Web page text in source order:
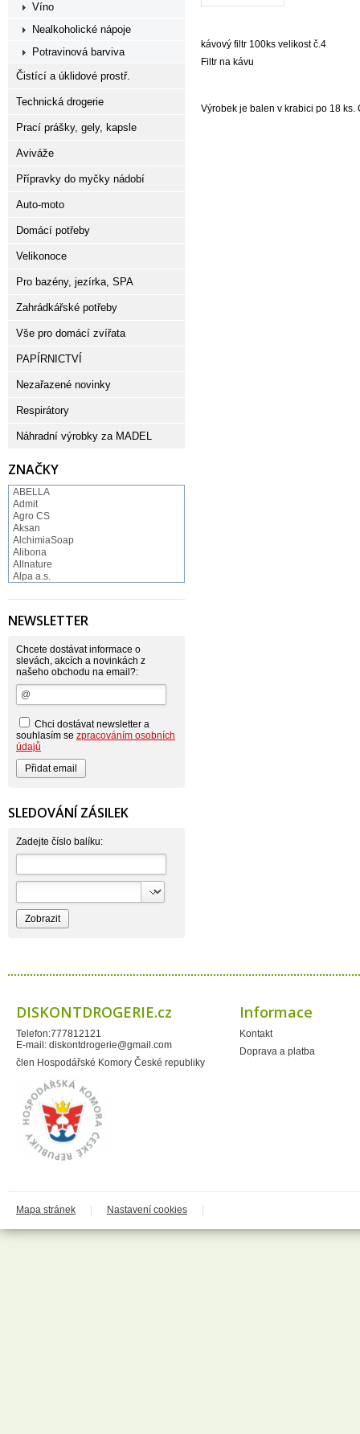
kávový filtr 100ks velikost č.4
Filtr na kávu
Výrobek je balen v krabici po 18
Víno
Nealkoholické nápoje
Potravinová barviva
Čistící a úklidové prostř.
Technická drogerie
Prací prášky, gely, kapsle
Aviváže
Přípravky do myčky nádobí
Auto-moto
Domácí potřeby
Velikonoce
Pro bazény, jezírka, SPA
Zahrádkářské potřeby
Vše pro domácí zvířata
PAPÍRNICTVÍ
Nezařazené novinky
Respirátory
Náhradní výrobky za MADEL
ZNAČKY
ABELLA
Admit
Agro CS
Aksan
AlchimiaSoap
Alibona
Allnature
Alpa a.s.
Alufix
Astonish
Atlantic
AutoMax Group
Axcentive
BaL
Bateria
Beauty Lille
Beiersdorf - Nivea
Bella
Benkor
BERGEN S. R. L.
Bettina Barty
Bio-repel
Bioclean
Biolit
BIOM s.r.o.
Bioprospect
Bispol
Blue Stratos
BlueSun
Bolton
BumusCare GmBh
Certex
Chante Clair
Chopa
ChupaChups
Claro
Cleanzy s.r.o.
Cleary Group Italy
Clovin Germany
Codaa
Colgate - Palmolive
Coty
Coyote
Dalli
Dalli - Werkge Germany
NEWSLETTER
Chcete dostávat informace o
slevách, akcích a novinkách z
našeho obchodu na email?:
Chci dostávat newsletter a
souhlasím se zpracováním osobních
údajů
SLEDOVÁNÍ ZÁSILEK
Zadejte číslo balíku:
DISKONTDROGERIE.cz
Telefon:777812121
E-mail: diskontdrogerie@gmail.com
člen Hospodářské Komory České republiky
Informace
Kontakt
Doprava a platba
Mapa stránek Nastavení cookies